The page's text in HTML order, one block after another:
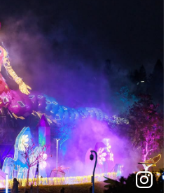
遊網上曝光喔！ #
#Landscape #taiwan
#여행 #풍경 #観光 #旅行 #
中景點 #打卡景點 #台中風景
＃台中櫻花 ＃賞櫻景點